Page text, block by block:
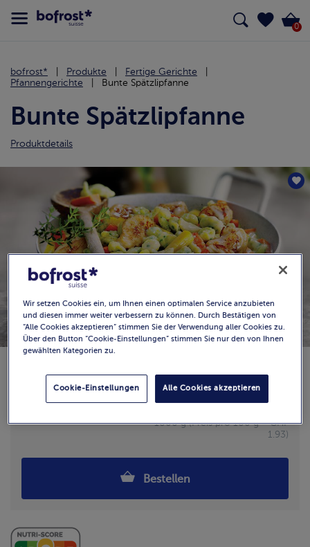
0
bofrost* Produkte
Fertige Gerichte
Pfannengerichte
Bunte Spätzlipfanne
Bunte Spätzlipfanne
Produktdetails
Verfügbarkeit
CHF 19.25
1000 g (Preis pro 100 g = CHF
1.93)
Bestellen
Wir setzen Cookies ein, um Ihnen einen optimalen Service anzubieten
und diesen immer weiter verbessern zu können. Durch Bestätigen von
“Alle Cookies akzeptieren” stimmen Sie der Verwendung aller Cookies zu.
Über den Button “Cookie-Einstellungen” stimmen Sie nur den von Ihnen
gewählten Kategorien zu.
Alle Cookies akzeptieren
Cookie-Einstellungen